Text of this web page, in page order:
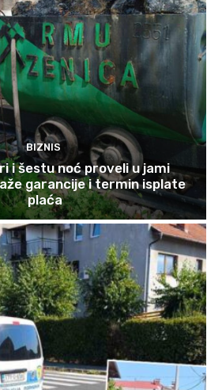
BIZNIS
i šestu noć proveli u jami
garancije i termin isplate
plaća